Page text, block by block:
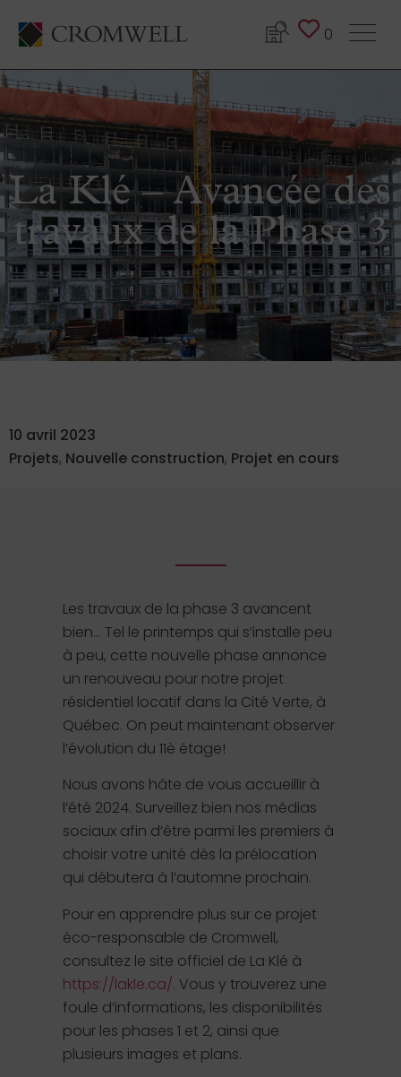
0
La Klé – Avancée des
travaux de la Phase 3
10 avril 2023
Projets, Nouvelle construction, Projet en cours
Les travaux de la phase 3 avancent
bien… Tel le printemps qui s’installe peu
à peu, cette nouvelle phase annonce
un renouveau pour notre projet
résidentiel locatif dans la Cité Verte, à
Québec. On peut maintenant observer
l’évolution du 11è étage!
Nous avons hâte de vous accueillir à
l’été 2024. Surveillez bien nos médias
sociaux afin d’être parmi les premiers à
choisir votre unité dès la prélocation
qui débutera à l’automne prochain.
Pour en apprendre plus sur ce projet
éco-responsable de Cromwell,
consultez le site officiel de La Klé à
https://lakle.ca/. Vous y trouverez une
foule d’informations, les disponibilités
pour les phases 1 et 2, ainsi que
plusieurs images et plans.